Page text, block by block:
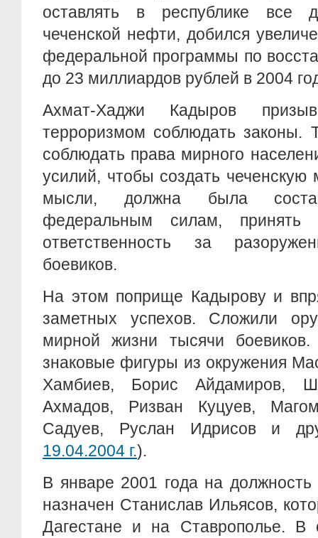
оставлять в республике все
чеченской нефти, добился
федеральной программы по
до 23 миллиардов рублей в 2004
Ахмат-Хаджи Кадыров
терроризмом соблюдать законы.
соблюдать права мирного
усилий, чтобы создать
мысли, должна была
федеральным силам,
ответственность за
боевиков.
На этом поприще Кадырову и
заметных успехов. Сложили
мирной жизни тысячи
знаковые фигуры из окружения
Хамбиев, Борис Айдамиров,
Ахмадов, Ризван Куцуев,
Садуев, Руслан Идрисов и
19.04.2004 г.).
В январе 2001 года на
назначен Станислав Ильясов,
Дагестане и на Ставрополье. В